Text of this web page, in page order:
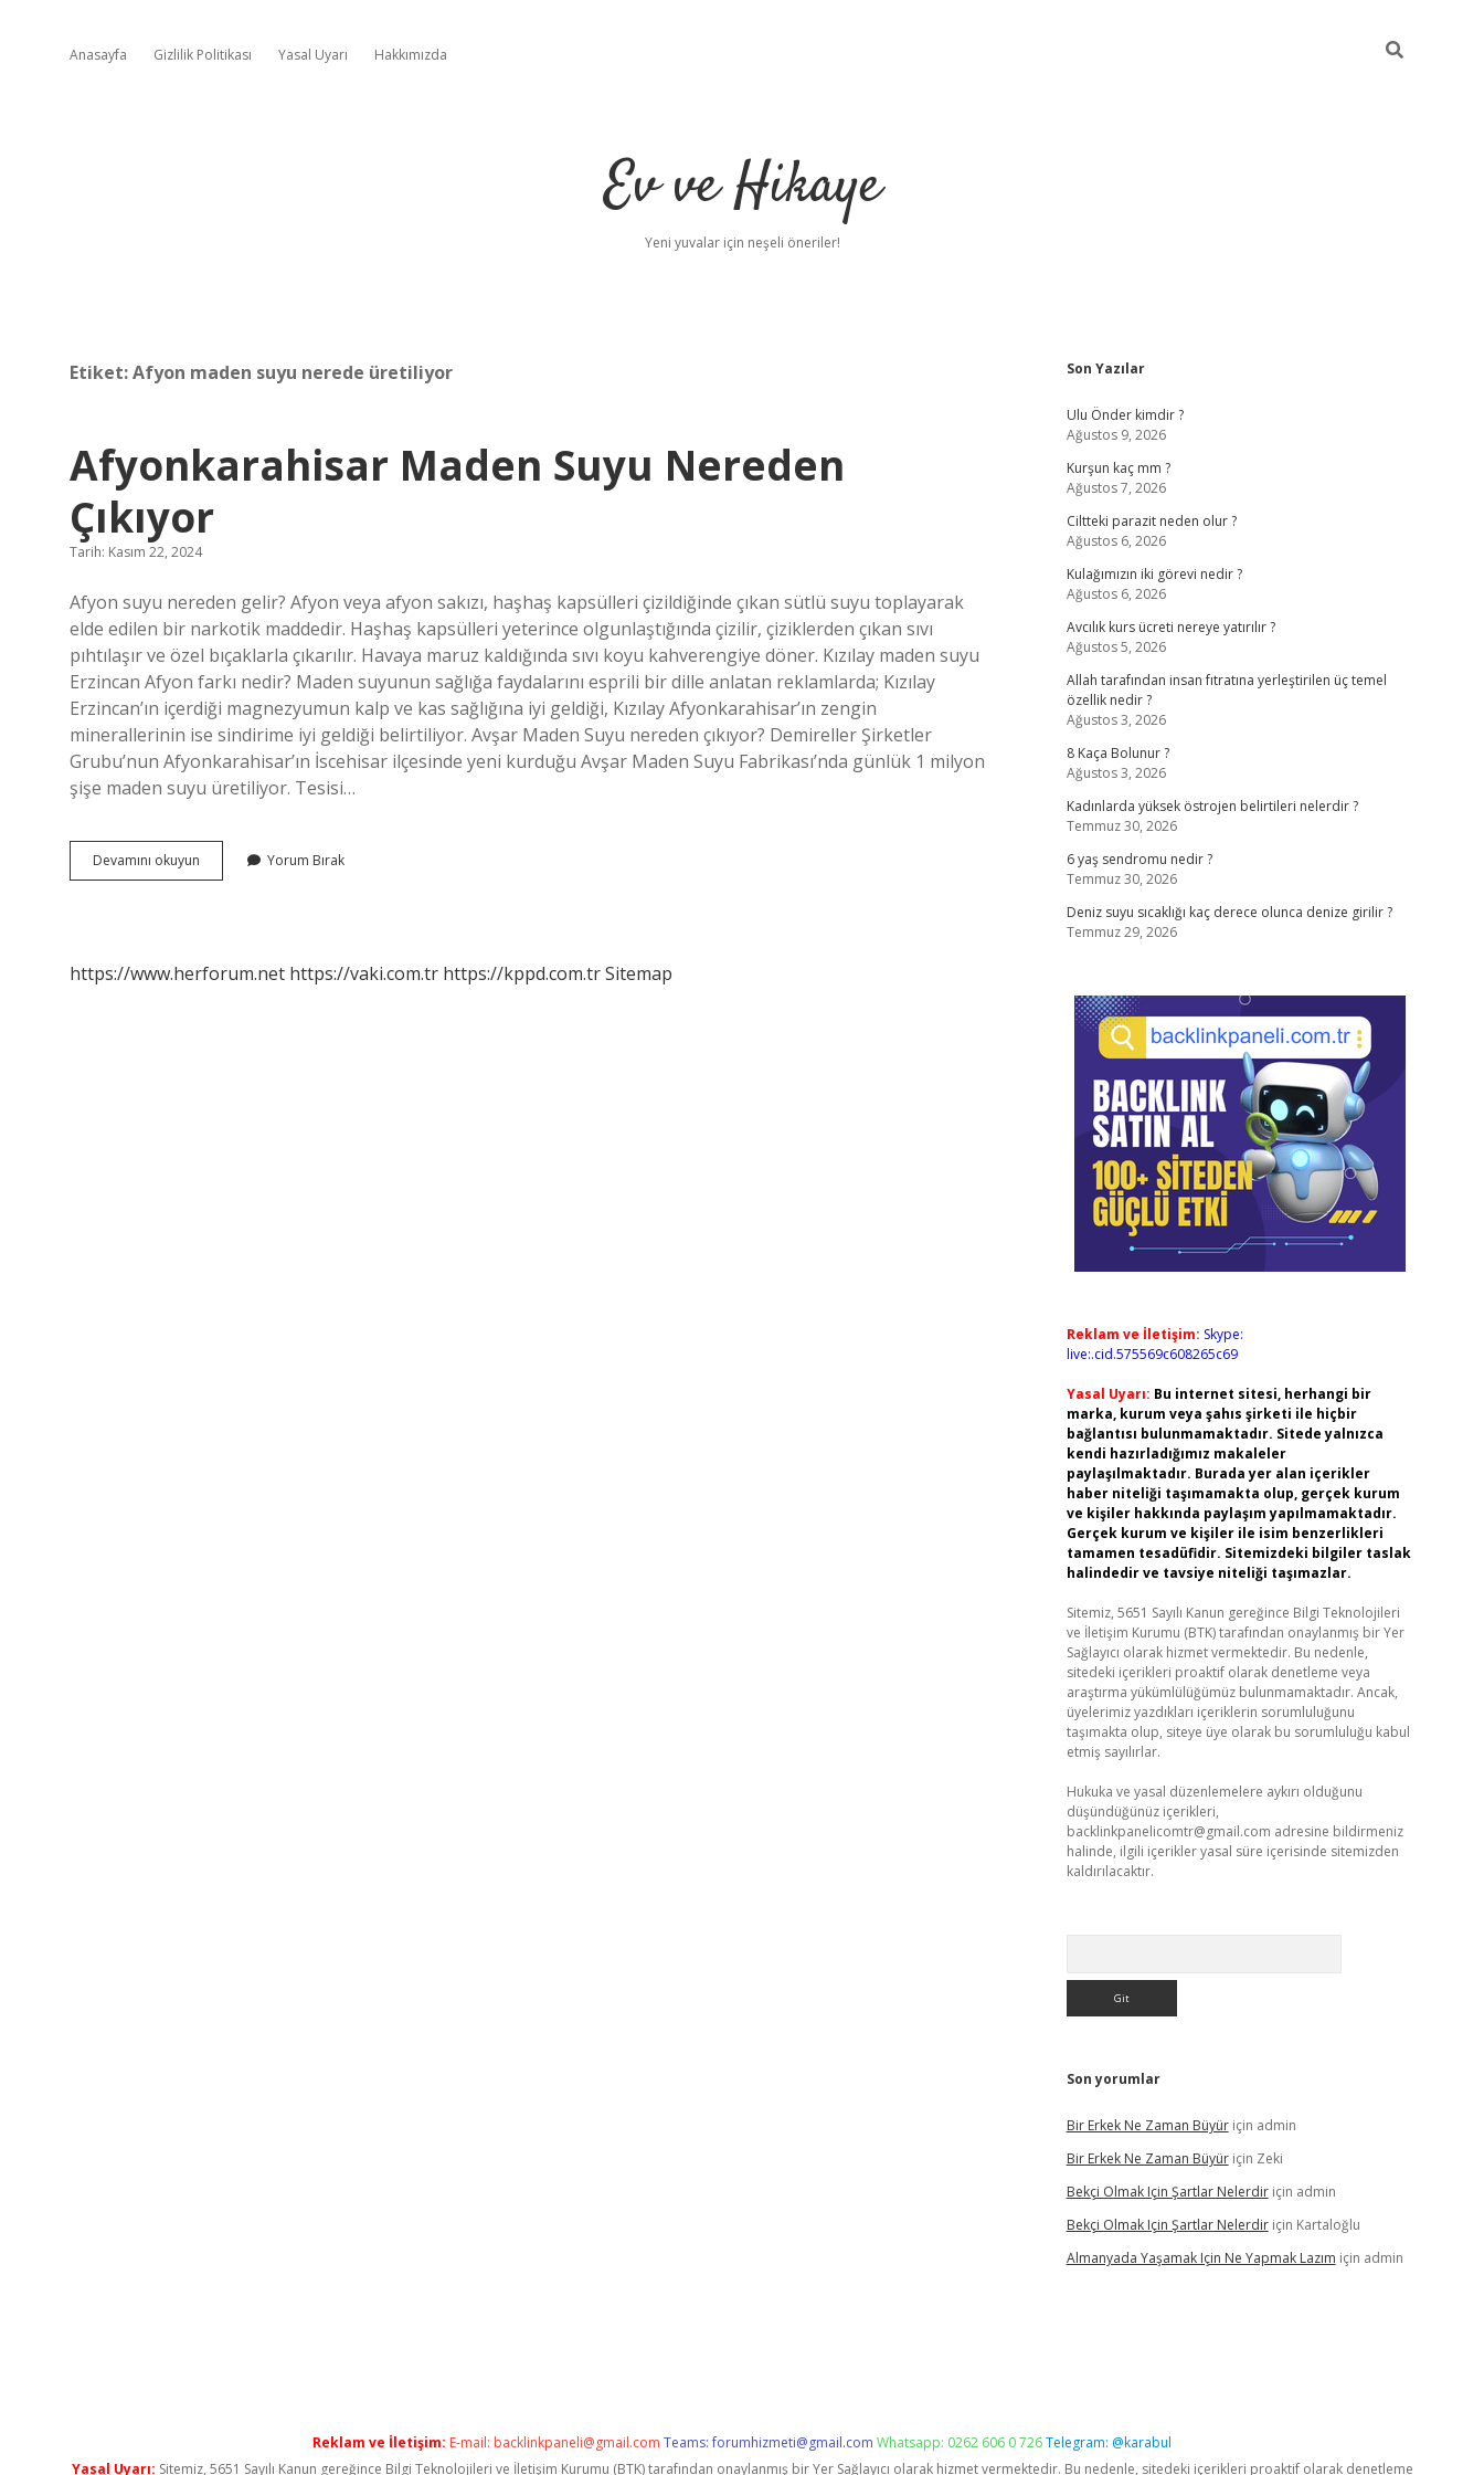
Anasayfa Gizlilik Politikası Yasal Uyarı Hakkımızda
Ev ve Hikaye
Yeni yuvalar için neşeli öneriler!
Etiket:Afyon maden suyu nerede üretiliyor
Afyonkarahisar Maden Suyu Nereden
Çıkıyor
Tarih: Kasım 22, 2024
Afyon suyu nereden gelir? Afyon veya afyon sakızı, haşhaş kapsülleri çizildiğinde çıkan sütlü suyu toplayarak
elde edilen bir narkotik maddedir. Haşhaş kapsülleri yeterince olgunlaştığında çizilir, çiziklerden çıkan sıvı
pıhtılaşır ve özel bıçaklarla çıkarılır. Havaya maruz kaldığında sıvı koyu kahverengiye döner. Kızılay maden suyu
Erzincan Afyon farkı nedir? Maden suyunun sağlığa faydalarını esprili bir dille anlatan reklamlarda; Kızılay
Erzincan’ın içerdiği magnezyumun kalp ve kas sağlığına iyi geldiği, Kızılay Afyonkarahisar’ın zengin
minerallerinin ise sindirime iyi geldiği belirtiliyor. Avşar Maden Suyu nereden çıkıyor? Demireller Şirketler
Grubu’nun Afyonkarahisar’ın İscehisar ilçesinde yeni kurduğu Avşar Maden Suyu Fabrikası’nda günlük 1 milyon
şişe maden suyu üretiliyor. Tesisi…
Devamını okuyun Afyonkarahisar
Maden
Yorum Bırak
https://www.herforum.net https://vaki.com.tr https://kppd.com.trSitemap
Sidebar
Son Yazılar
Ulu Önder kimdir ?
Ağustos 9, 2026
Kurşun kaç mm ?
Ağustos 7, 2026
Ciltteki parazit neden olur ?
Ağustos 6, 2026
Kulağımızın iki görevi nedir ?
Ağustos 6, 2026
Avcılık kurs ücreti nereye yatırılır ?
Ağustos 5, 2026
Allah tarafından insan fıtratına yerleştirilen üç temel
özellik nedir ?
Ağustos 3, 2026
8 Kaça Bolunur ?
Ağustos 3, 2026
Kadınlarda yüksek östrojen belirtileri nelerdir ?
Temmuz 30, 2026
6 yaş sendromu nedir ?
Temmuz 30, 2026
Deniz suyu sıcaklığı kaç derece olunca denize girilir ?
Temmuz 29, 2026
Reklam ve İletişim: Skype:
live:.cid.575569c608265c69
Yasal Uyarı: Bu internet sitesi, herhangi bir
marka, kurum veya şahıs şirketi ile hiçbir
bağlantısı bulunmamaktadır. Sitede yalnızca
kendi hazırladığımız makaleler
paylaşılmaktadır. Burada yer alan içerikler
haber niteliği taşımamakta olup, gerçek kurum
ve kişiler hakkında paylaşım yapılmamaktadır.
Gerçek kurum ve kişiler ile isim benzerlikleri
tamamen tesadüfidir. Sitemizdeki bilgiler taslak
halindedir ve tavsiye niteliği taşımazlar.
Sitemiz, 5651 Sayılı Kanun gereğince Bilgi Teknolojileri
ve İletişim Kurumu (BTK) tarafından onaylanmış bir Yer
Sağlayıcı olarak hizmet vermektedir. Bu nedenle,
sitedeki içerikleri proaktif olarak denetleme veya
araştırma yükümlülüğümüz bulunmamaktadır. Ancak,
üyelerimiz yazdıkları içeriklerin sorumluluğunu
taşımakta olup, siteye üye olarak bu sorumluluğu kabul
etmiş sayılırlar.
Hukuka ve yasal düzenlemelere aykırı olduğunu
düşündüğünüz içerikleri,
backlinkpanelicomtr@gmail.com adresine bildirmeniz
halinde, ilgili içerikler yasal süre içerisinde sitemizden
kaldırılacaktır.
Son yorumlar
Bir Erkek Ne Zaman Büyüriçin admin
Bir Erkek Ne Zaman Büyüriçin Zeki
Bekçi Olmak Için Şartlar Nelerdiriçin admin
Bekçi Olmak Için Şartlar Nelerdiriçin Kartaloğlu
Almanyada Yaşamak Için Ne Yapmak Lazım için admin
Reklam ve İletişim: E-mail: backlinkpaneli@gmail.com Teams:forumhizmeti@gmail.com Whatsapp: 0262 606 0 726Telegram: @karabul
Yasal Uyarı: Sitemiz, 5651 Sayılı Kanun gereğince Bilgi Teknolojileri ve İletişim Kurumu (BTK) tarafından onaylanmış bir Yer Sağlayıcı olarak hizmet vermektedir. Bu nedenle, sitedeki içerikleri proaktif olarak denetleme